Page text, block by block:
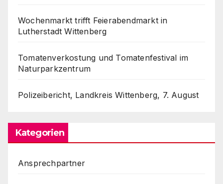
Wochenmarkt trifft Feierabendmarkt in
Lutherstadt Wittenberg
Tomatenverkostung und Tomatenfestival im
Naturparkzentrum
Polizeibericht, Landkreis Wittenberg, 7. August
Kategorien
Ansprechpartner